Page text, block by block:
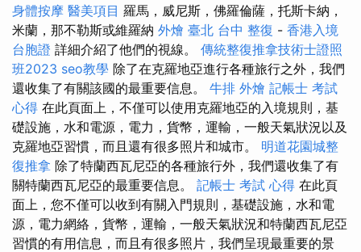
身體按摩 醫美項目 羅馬，威尼斯，佛羅倫薩，托斯卡納，
米蘭，那不勒斯或維羅納 外燴 臺北 台中 整復 - 香港入境
台胞證 詳細介紹了他們的視線。 傳統整復推拿技術士證照
班2023 seo教學 除了在克羅地亞進行各種旅行之外，我們
還收集了有關該國的最重要信息。 牛排 外燴 記帳士 考試
心得 在此頁面上，不僅可以使用克羅地亞的入境規則，基
礎設施，水和電源，電力，貨幣，運輸，一般天氣狀況以及
克羅地亞習慣，而且還有很多照片和城市。 明道花園城整
復推拿 除了特蘭西瓦尼亞的各種旅行外，我們還收集了有
關特蘭西瓦尼亞的最重要信息。 記帳士 考試 心得 在此頁
面上，您不僅可以收到有關入門規則，基礎設施，水和電
源，電力網絡，貨幣，運輸，一般天氣狀況和特蘭西瓦尼亞
習慣的有用信息，而且有很多照片，我們呈現最重要的景